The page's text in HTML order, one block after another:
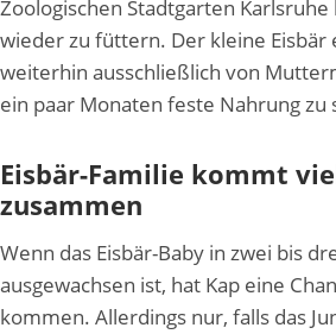
Zoologischen Stadtgarten Karlsruhe
wieder zu füttern. Der kleine Eisbär
weiterhin ausschließlich von
ein paar Monaten feste Nahrung zu
Eisbär-Familie kommt
zusammen
Wenn das Eisbär-Baby in zwei bis
ausgewachsen ist, hat Kap eine
kommen. Allerdings nur, falls das